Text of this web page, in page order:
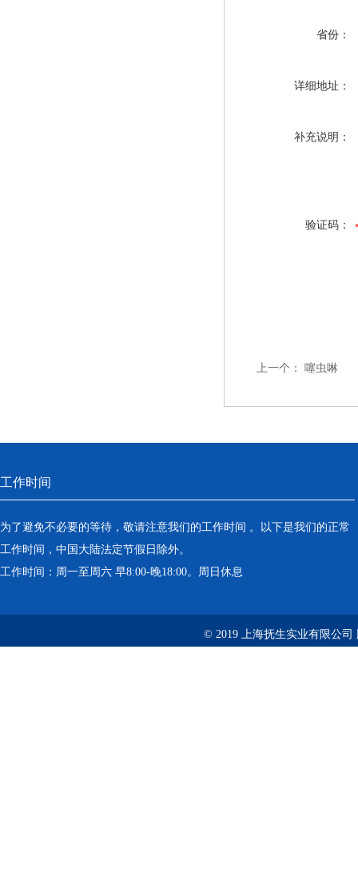
省份：
详细地址：
补充说明：
验证码：
上一个： 噻虫啉
工作时间
为了避免不必要的等待，敬请注意我们的工作时间 。以下是我们的正常
工作时间，中国大陆法定节假日除外。
工作时间：周一至周六 早8:00-晚18:00。周日休息
© 2019 上海抚生实业有限公司